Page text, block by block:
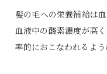
髪の毛への栄養補給は
血液中の酸素濃度が高
率的におこなわれるよう